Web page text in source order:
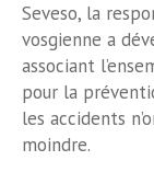
Seveso, la
vosgienne a
associant
pour la
les accidents
moindre.